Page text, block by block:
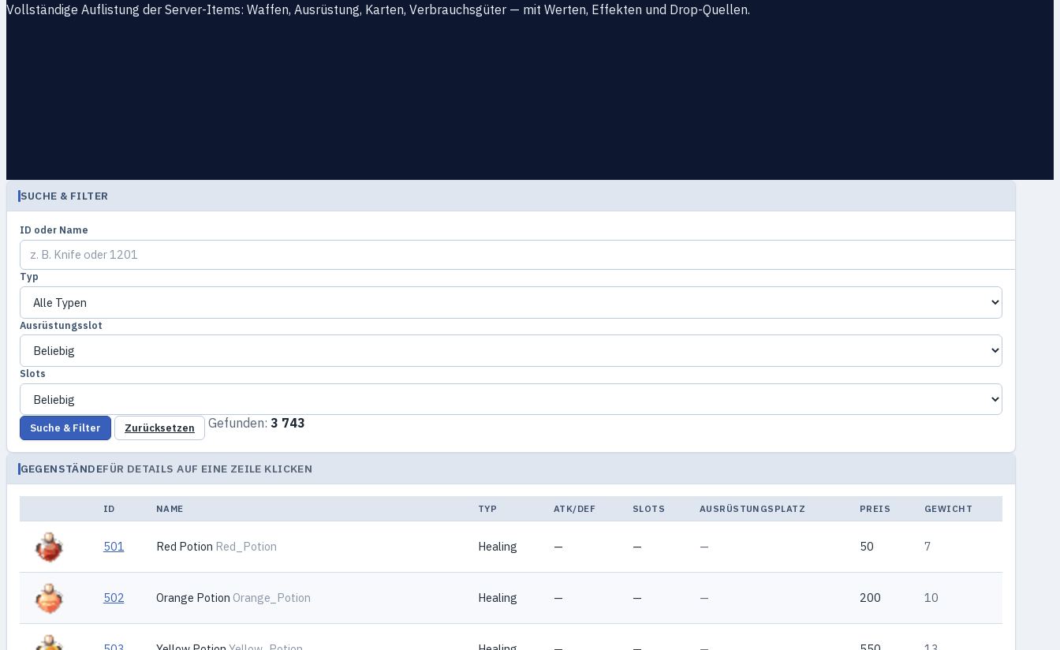
Vollständige Auflistung der Server-Items: Waffen, Ausrüstung, Karten, Verbrauchsgüter — mit Werten, Effekten und Drop-Quellen.
SUCHE & FILTER
ID oder Name
Typ
Ausrüstungsslot
Slots
Suche & Filter Zurücksetzen Gefunden: 3 743
GEGENSTÄNDEFÜR DETAILS AUF EINE ZEILE KLICKEN
ID NAME TYP ATK/DEF SLOTS AUSRÜSTUNGSPLATZ PREIS GEWICHT
501 Red Potion Red_Potion Healing — — — 50 7
502 Orange Potion Orange_Potion Healing — — — 200 10